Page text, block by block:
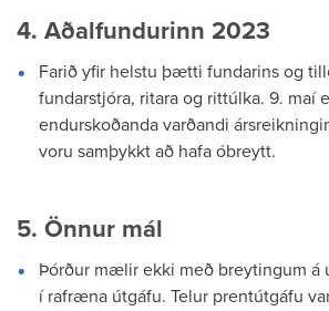
4. Aðalfundurinn 2023
Farið yfir helstu þætti fundarins og
fundarstjóra, ritara og rittúlka. 9. maí
endurskoðanda varðandi
voru samþykkt að hafa óbreytt.
5. Önnur mál
Þórður mælir ekki með breytingum á
í rafræna útgáfu. Telur prentútgáfu